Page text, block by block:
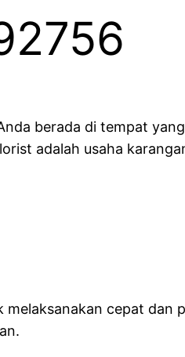
berada di tempat
adalah usaha
melaksanakan cepat dan